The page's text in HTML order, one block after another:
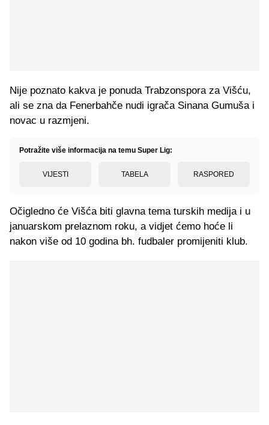
Nije poznato kakva je ponuda Trabzonspora za Višću,
ali se zna da Fenerbahče nudi igrača Sinana Gumuša i
novac u razmjeni.
Potražite više informacija na temu Super Lig:
VIJESTI TABELA RASPORED
Očigledno će Višća biti glavna tema turskih medija i u
januarskom prelaznom roku, a vidjet ćemo hoće li
nakon više od 10 godina bh. fudbaler promijeniti klub.